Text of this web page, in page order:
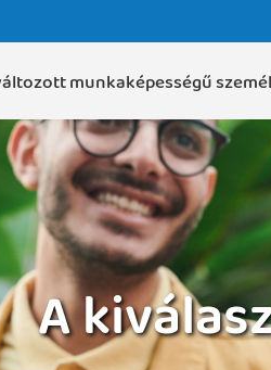
munkaképességű
A